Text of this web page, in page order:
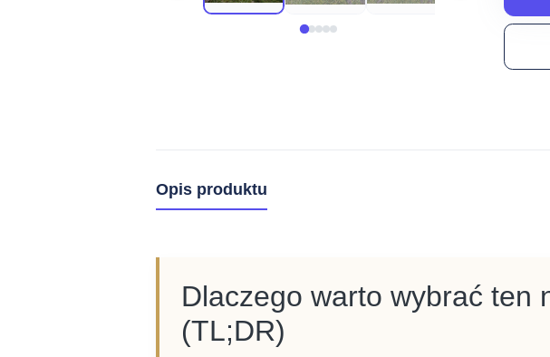
Opis produktu
Dlaczego warto wybrać ten
(TL;DR)